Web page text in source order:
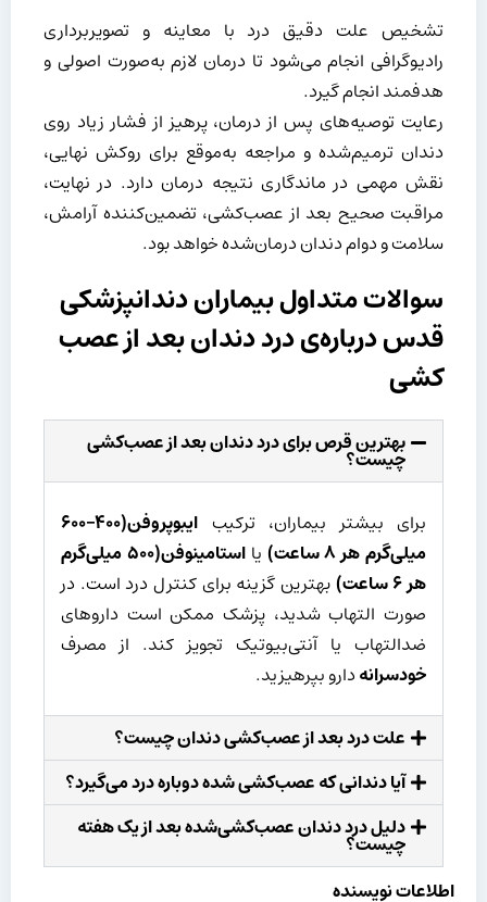
تشخیص علت دقیق درد با معاینه و تصویربرداری
رادیوگرافی انجام می‌شود تا درمان لازم به‌صورت اصولی و
هدفمند انجام گیرد.
رعایت توصیه‌های پس از درمان، پرهیز از فشار زیاد روی
دندان ترمیم‌شده و مراجعه به‌موقع برای روکش نهایی،
نقش مهمی در ماندگاری نتیجه درمان دارد. در نهایت،
مراقبت صحیح بعد از عصب‌کشی، تضمین‌کننده آرامش،
سلامت و دوام دندان درمان‌شده خواهد بود.
سوالات متداول بیماران دندانپزشکی
قدس درباره‌ی درد دندان بعد از عصب
کشی
بهترین قرص برای درد دندان بعد از عصب‌کشی
چیست؟
برای بیشتر بیماران، ترکیب ایبوپروفن(۴۰۰–۶۰۰
میلی‌گرم هر۸ساعت) یااستامینوفن(۵۰۰میلی‌گرم
هر۶ساعت)بهترین گزینه برای کنترل درد است. در
صورت التهاب شدید، پزشک ممکن است داروهای
ضدالتهاب یا آنتی‌بیوتیک تجویز کند. از مصرف
خودسرانهدارو بپرهیزید.
علت درد بعد از عصب‌کشی دندان چیست؟
آیا دندانی که عصب‌کشی شده دوباره درد می‌گیرد؟
دلیل درد دندان عصب‌کشی‌شده بعد از یک هفته
چیست؟
اطلاعات نویسنده